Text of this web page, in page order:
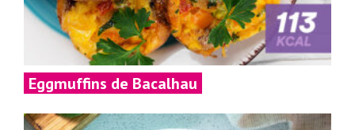
Eggmuffins de Bacalhau